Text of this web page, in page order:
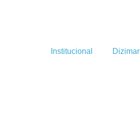
Institucional Dizimar